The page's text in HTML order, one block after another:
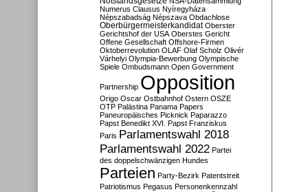
Numerus Clausus Nyíregyháza
Népszabadság Népszava Obdachlose
Oberbürgermeisterkandidat Oberster
Gerichtshof der USA Oberstes Gericht
Offene Gesellschaft Offshore-Firmen
Oktoberrevolution OLAF Olaf Scholz Olivér
Várhelyi Olympia-Bewerbung Olympische
Spiele Ombudsmann Open Government
Partnership Opposition
Origo Oscar Ostbahnhof Ostern OSZE
OTP Palästina Panama Papers
Paneuropäisches Picknick Paparazzo
Papst Benedikt XVI. Papst Franziskus
Paris Parlamentswahl 2018
Parlamentswahl 2022 Partei
des doppelschwänzigen Hundes
Parteien Party-Bezirk Patentstreit
Patriotismus Pegasus Personenkennzahl